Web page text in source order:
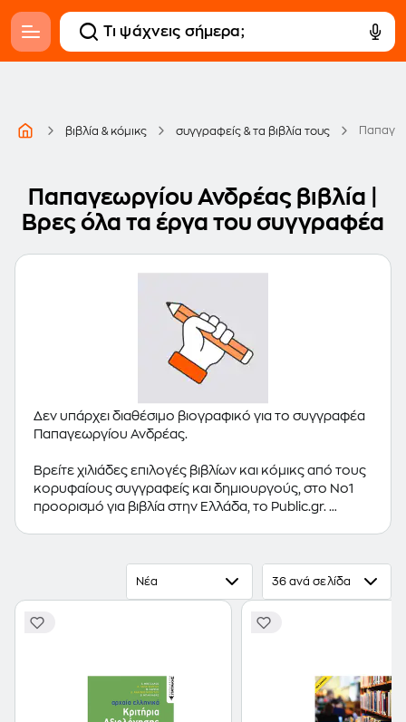
βιβλία & κόμικς συγγραφείς & τα βιβλία τους
Παπαγεωργίου Ανδρέας βιβλία |
Βρες όλα τα έργα του συγγραφέα
Δεν υπάρχει διαθέσιμο βιογραφικό για το συγγραφέα
Παπαγεωργίου Ανδρέας.
Βρείτε χιλιάδες επιλογές βιβλίων και κόμικς από τους
κορυφαίους συγγραφείς και δημιουργούς, στο Νο1
προορισμό για βιβλία στην Ελλάδα, το Public.gr.
Ξενόγλωσσα Βιβλία,Κόμικς
Νέα 36 ανά σελίδα